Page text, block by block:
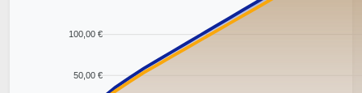
100,00 €
50,00 €